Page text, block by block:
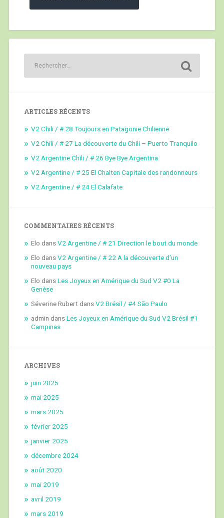
ARTICLES RÉCENTS
V2 Chili / # 28 Toujours en Patagonie Chilienne
V2 Chili / # 27 La découverte du Chili – Puerto Tranquilo
V2 Argentine Chili / # 26 Bye Bye Argentina
V2 Argentine / # 25 El Chalten Capitale des randonneurs
V2 Argentine / # 24 El Calafate
COMMENTAIRES RÉCENTS
Elo dansV2 Argentine / # 21 Direction le bout du monde
Elo dansV2 Argentine / # 22 A la découverte d’un
nouveau pays
Elo dansLes Joyeux en Amérique du Sud V2 #0 La
Genèse
Séverine RubertdansV2 Brésil / #4 São Paulo
admin dansLes Joyeux en Amérique du Sud V2 Brésil #1
Campinas
ARCHIVES
juin 2025
mai 2025
mars 2025
février 2025
janvier 2025
décembre 2024
août 2020
mai 2019
avril 2019
mars 2019